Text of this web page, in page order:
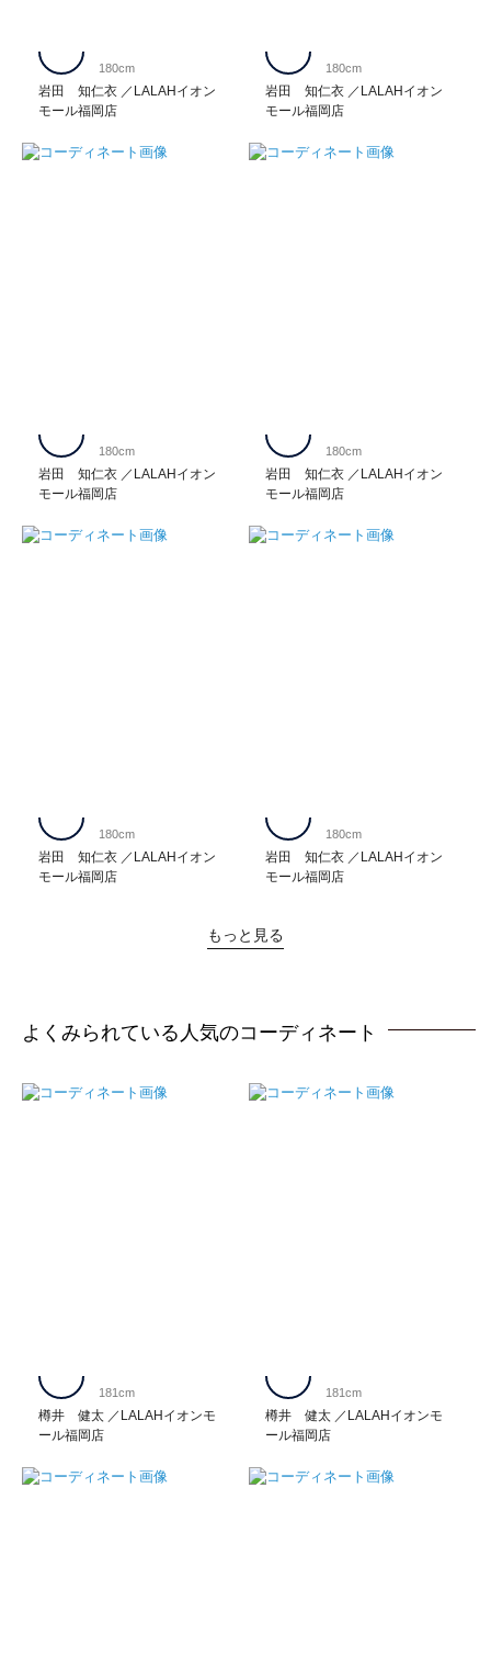
岩田 知仁衣
LALAHイオン
モール福岡店
180cm
岩田 知仁衣
LALAHイオン
モール福岡店
180cm
岩田 知仁衣
LALAHイオン
モール福岡店
180cm
岩田 知仁衣
LALAHイオン
モール福岡店
180cm
岩田 知仁衣
LALAHイオン
モール福岡店
180cm
岩田 知仁衣
LALAHイオン
モール福岡店
180cm
もっと見る
よくみられている人気のコーディネート
樽井 健太
LALAHイオンモ
ール福岡店
181cm
樽井 健太
LALAHイオンモ
ール福岡店
181cm